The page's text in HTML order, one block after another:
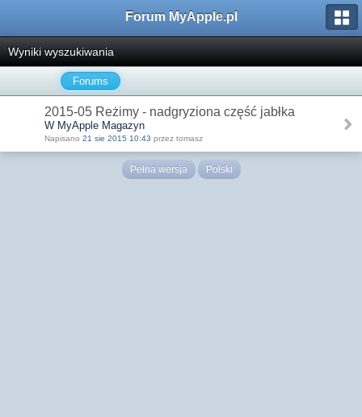
Forum MyApple.pl
Wyniki wyszukiwania
Forums
2015-05 Reżimy - nadgryziona część jabłka
W MyApple Magazyn
Napisano 21 sie 2015 10:43 przez tomasz
Pełna wersja Polski